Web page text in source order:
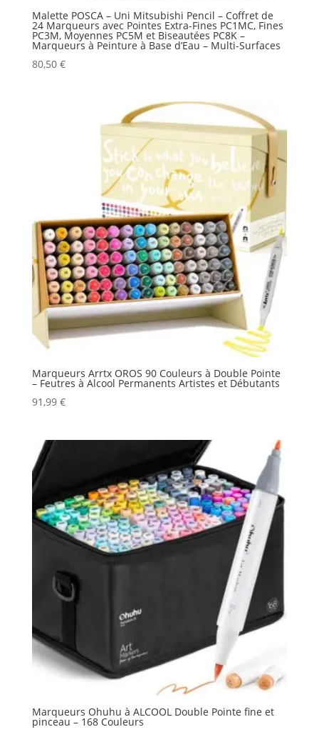
Malette POSCA – Uni Mitsubishi Pencil – Coffret de
24 Marqueurs avec Pointes Extra-Fines PC1MC, Fines
PC3M, Moyennes PC5M et Biseautées PC8K –
Marqueurs à Peinture à Base d’Eau – Multi-Surfaces
80,50 €
Marqueurs Arrtx OROS 90 Couleurs à Double Pointe
– Feutres à Alcool Permanents Artistes et Débutants
91,99 €
Marqueurs Ohuhu à ALCOOL Double Pointe fine et
pinceau – 168 Couleurs